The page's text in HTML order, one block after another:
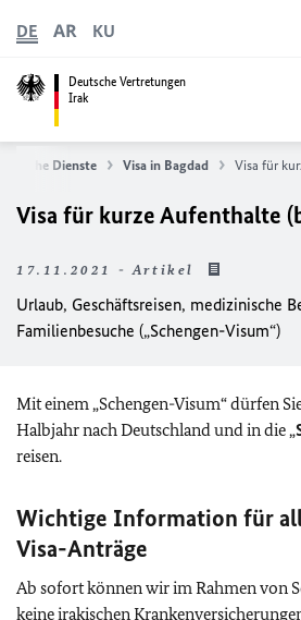
Deutsche Vertretungen
Irak
DE AR KU
Dienste Visa in Bagdad Visa für
Visa für kurze Aufenthalte
17.11.2021 - Artikel
Urlaub, Geschäftsreisen, medizinische
Familienbesuche („Schengen-Visum“)
Mit einem „Schengen-Visum“ dürfen
Halbjahr nach Deutschland und in die „
reisen.
Wichtige Information für
Visa-Anträge
Ab sofort können wir im Rahmen von
keine irakischen